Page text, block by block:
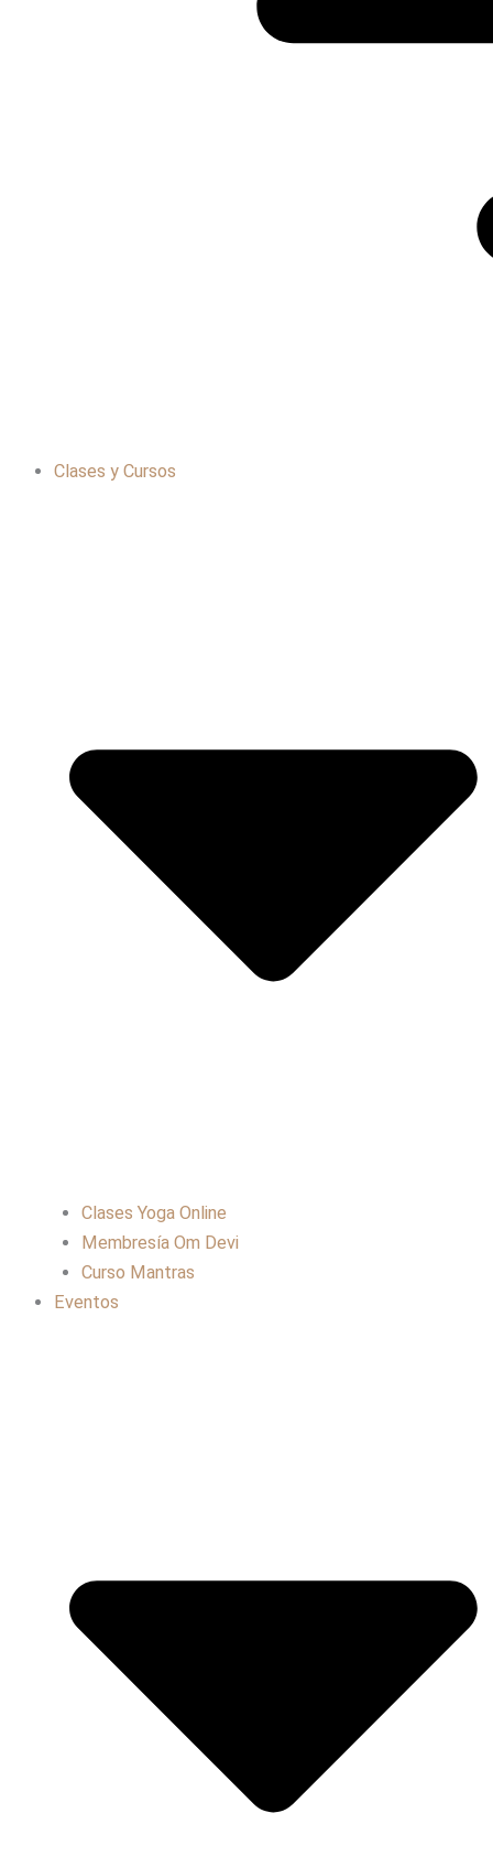
Clases y Cursos
Clases Yoga Online
Membresía Om Devi
Curso Mantras
Eventos